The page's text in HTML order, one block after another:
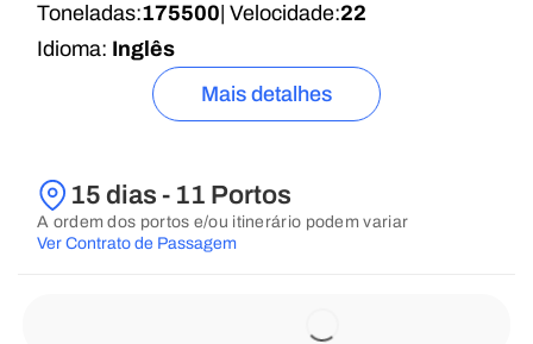
Toneladas:175500 | Velocidade:22
Idioma: Inglês
Mais detalhes
15 dias - 11 Portos
A ordem dos portos e/ou itinerário podem variar
Ver Contrato de Passagem